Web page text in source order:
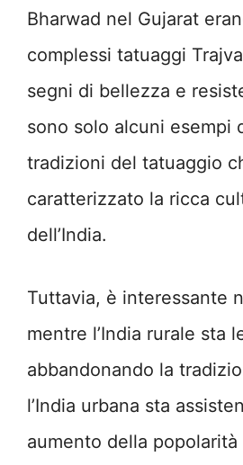
Bharwad nel Gujarat
complessi tatuaggi
segni di bellezza e
sono solo alcuni esempi
tradizioni del tatuaggio
caratterizzato la ricca
dell’India.
Tuttavia, è interessante
mentre l’India rurale sta
abbandonando la
l’India urbana sta
aumento della